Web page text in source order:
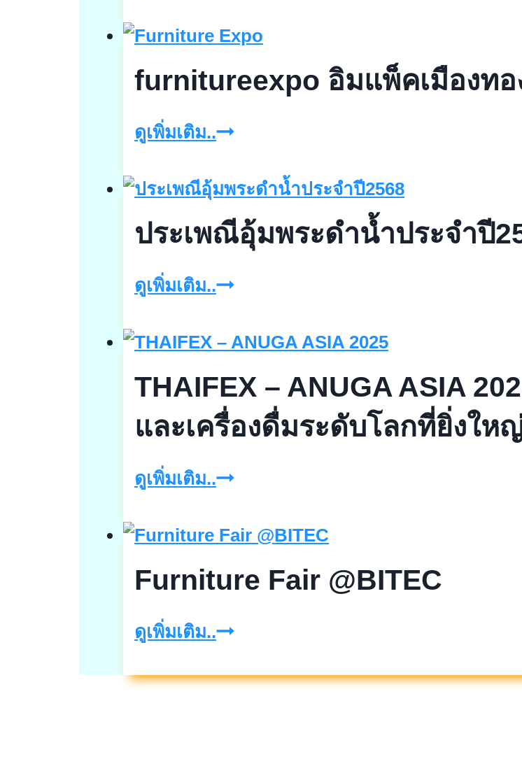
บ้าน
สอง
furnitureexpo อิมแพ็คเมืองทอ
ดูเพิ่มเติม..furnitureexpo
แพ็ค
เมืองทอง
ธานี
ประเพณีอุ้มพระดำน้ำประจำปี
ดูเพิ่มเติม..ประเพณี
พระ
น้ำ
ประจำ
THAIFEX – ANUGA ASIA
และเครื่องดื่มระดับโลกที่ยิ่งให
ดูเพิ่มเติม..THAIFEX
ANUGA
2025
แสดง
Furniture Fair @BITEC
ดูเพิ่มเติม..Furniture
@BITEC